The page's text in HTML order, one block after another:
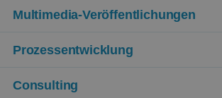
Multimedia-Veröffentlichungen
Prozessentwicklung
Consulting